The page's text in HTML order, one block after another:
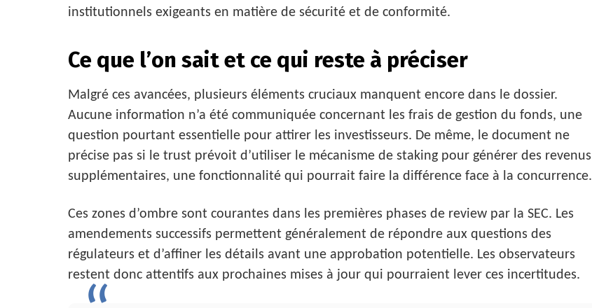
institutionnels exigeants en matière de sécurité et de conformité.
Ce que l’on sait et ce qui reste à préciser
Malgré ces avancées, plusieurs éléments cruciaux manquent encore dans le dossier.
Aucune information n’a été communiquée concernant les frais de gestion du fonds, une
question pourtant essentielle pour attirer les investisseurs. De même, le document ne
précise pas si le trust prévoit d’utiliser le mécanisme de staking pour générer des revenus
supplémentaires, une fonctionnalité qui pourrait faire la différence face à la concurrence.
Ces zones d’ombre sont courantes dans les premières phases de review par la SEC. Les
amendements successifs permettent généralement de répondre aux questions des
régulateurs et d’affiner les détails avant une approbation potentielle. Les observateurs
restent donc attentifs aux prochaines mises à jour qui pourraient lever ces incertitudes.